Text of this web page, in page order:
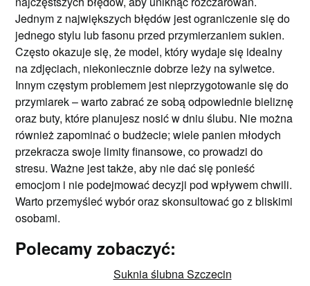
Jednym z największych błędów jest ograniczenie się do
jednego stylu lub fasonu przed przymierzaniem sukien.
Często okazuje się, że model, który wydaje się idealny
na zdjęciach, niekoniecznie dobrze leży na sylwetce.
Innym częstym problemem jest nieprzygotowanie się do
przymiarek – warto zabrać ze sobą odpowiednie bieliznę
oraz buty, które planujesz nosić w dniu ślubu. Nie można
również zapominać o budżecie; wiele panien młodych
przekracza swoje limity finansowe, co prowadzi do
stresu. Ważne jest także, aby nie dać się ponieść
emocjom i nie podejmować decyzji pod wpływem chwili.
Warto przemyśleć wybór oraz skonsultować go z bliskimi
osobami.
Polecamy zobaczyć:
Suknia ślubna Szczecin